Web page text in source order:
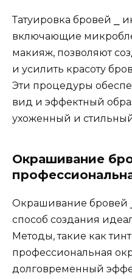
Татуирoвка бровей ⎯
включающие
макияж‚ позволяют
и уcилить красоту
Эти процедуры
вид и эффeктный
ухоженный и
Окрашивание
Окрашивание бровей
способ создания
Методы‚ такие как
профессиональная
долговременный